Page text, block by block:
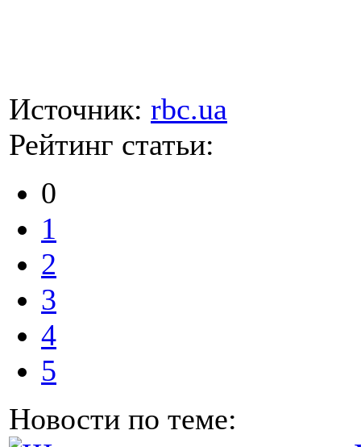
Источник: rbc.ua
Рейтинг статьи:
0
1
2
3
4
5
Новости по теме: